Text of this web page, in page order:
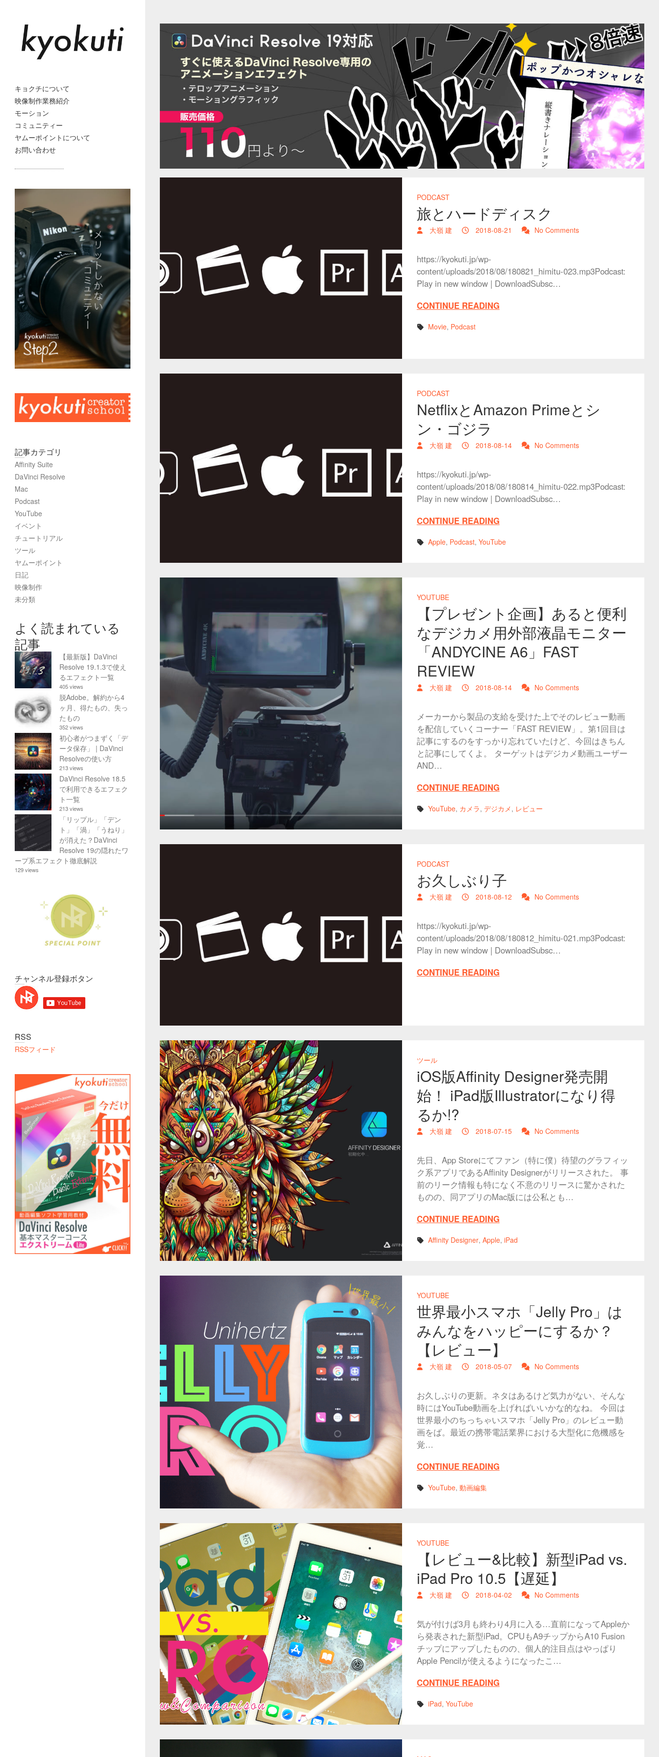
キョクチについて
映像制作業務紹介
モーション
コミュニティー
ヤムーポイントについて
お問い合わせ
PODCAST
旅とハードディスク
大嶺 建 2018-08-21 No Comments
https://kyokuti.jp/wp-
content/uploads/2018/08/180821_himitu-023.mp3Podcast:
Play in new window | DownloadSubsc…
CONTINUE READING
Movie, Podcast
PODCAST
NetflixとAmazon Primeとシ
ン・ゴジラ
大嶺 建 2018-08-14 No Comments
https://kyokuti.jp/wp-
content/uploads/2018/08/180814_himitu-022.mp3Podcast:
Play in new window | DownloadSubsc…
CONTINUE READING
Apple, Podcast, YouTube
YOUTUBE
【プレゼント企画】あると便利
なデジカメ用外部液晶モニター
「ANDYCINE A6」FAST
REVIEW
大嶺 建 2018-08-14 No Comments
メーカーから製品の支給を受けた上でそのレビュー動画
を配信していくコーナー「FAST REVIEW」。第1回目は
記事にするのをすっかり忘れていたけど、今回はきちん
と記事にしてくよ。 ターゲットはデジカメ動画ユーザー
AND…
CONTINUE READING
YouTube, カメラ, デジカメ, レビュー
PODCAST
お久しぶり子
大嶺 建 2018-08-12 No Comments
https://kyokuti.jp/wp-
content/uploads/2018/08/180812_himitu-021.mp3Podcast:
Play in new window | DownloadSubsc…
CONTINUE READING
ツール
iOS版Affinity Designer発売開
始！ iPad版Illustratorになり得
るか!?
大嶺 建 2018-07-15 No Comments
先日、App Storeにてファン（特に僕）待望のグラフィッ
ク系アプリであるAffinity Designerがリリースされた。 事
前のリーク情報も特になく不意のリリースに驚かされた
ものの、同アプリのMac版には公私とも…
CONTINUE READING
Affinity Designer, Apple, iPad
YOUTUBE
世界最小スマホ「Jelly Pro」は
みんなをハッピーにするか？
【レビュー】
大嶺 建 2018-05-07 No Comments
お久しぶりの更新。ネタはあるけど気力がない、そんな
時にはYouTube動画を上げればいいかな的なね。 今回は
世界最小のちっちゃいスマホ「Jelly Pro」のレビュー動
画をば。最近の携帯電話業界における大型化に危機感を
覚…
CONTINUE READING
YouTube, 動画編集
YOUTUBE
【レビュー&比較】新型iPad vs.
iPad Pro 10.5【遅延】
大嶺 建 2018-04-02 No Comments
気が付けば3月も終わり4月に入る…直前になってAppleか
ら発表された新型iPad。CPUもA9チップからA10 Fusion
チップにアップしたものの、個人的注目点はやっぱり
Apple Pencilが使えるようになったこ…
CONTINUE READING
iPad, YouTube
記事カテゴリ
Affinity Suite
DaVinci Resolve
Mac
Podcast
YouTube
イベント
チュートリアル
ツール
ヤムーポイント
日記
映像制作
未分類
よく読まれている
記事
【最新版】DaVinci
Resolve 19.1.3で使え
るエフェクト一覧
405 views
脱Adobe。解約から4
ヶ月、得たもの、失っ
たもの
352 views
初心者がつまずく「デ
ータ保存」 | DaVinci
Resolveの使い方
213 views
DaVinci Resolve 18.5
で利用できるエフェク
ト一覧
213 views
「リップル」「デン
ト」「渦」「うねり」
が消えた？DaVinci
Resolve 19の隠れたワ
ープ系エフェクト徹底解説
129 views
チャンネル登録ボタン
RSS
RSSフィード